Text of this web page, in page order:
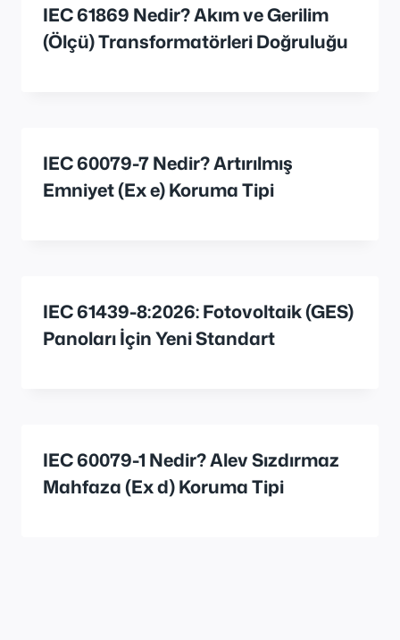
IEC 61869 Nedir? Akım ve Gerilim
(Ölçü) Transformatörleri Doğruluğu
IEC 60079-7 Nedir? Artırılmış
Emniyet (Ex e) Koruma Tipi
IEC 61439-8:2026: Fotovoltaik (GES)
Panoları İçin Yeni Standart
IEC 60079-1 Nedir? Alev Sızdırmaz
Mahfaza (Ex d) Koruma Tipi